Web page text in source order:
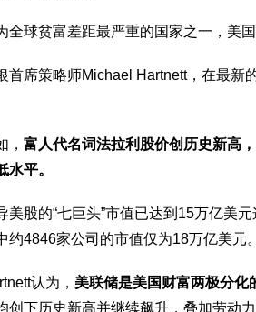
球贫富差距最严重的国家之一，美国
席策略师Michael Hartnett，在最新
富人代名词法拉利股价创历史新高
水平。
的“七巨头”市值已达到15万亿美元
约4846家公司的市值仅为18万亿美元。
认为， 美联储是美国财富两极分化
创下历史新高并继续飙升，叠加劳动